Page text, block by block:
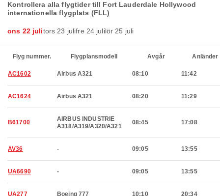
Kontrollera alla flygtider till Fort Lauderdale Hollywood
internationella flygplats (FLL)
ons 22 julitors 23 julifre 24 julilör 25 juli
Flyg nummer. Flygplansmodell Avgår Anländer
AC1602 Airbus A321 08:10 11:42
AC1624 Airbus A321 08:20 11:29
B61700
AIRBUS INDUSTRIE
A318/A319/A320/A321
08:45 17:08
AV36 - 09:05 13:55
UA6690 - 09:05 13:55
UA277 Boeing 777 10:10 20:34